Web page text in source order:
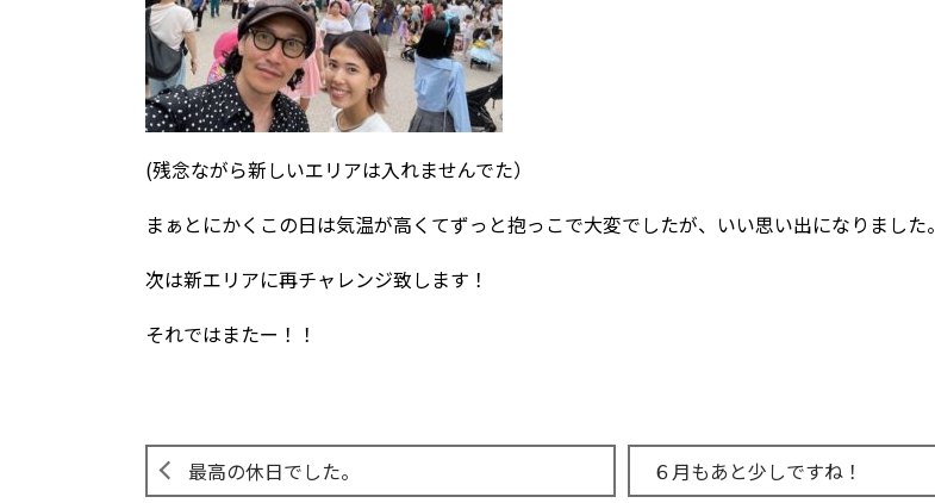
(残念ながら新しいエリアは入れませんでた）
まぁとにかくこの日は気温が高くてずっと抱っこで大変でしたが、いい思い出になりました。
次は新エリアに再チャレンジ致します！
それではまたー！！
最高の休日でした。 ６月もあと少しですね！